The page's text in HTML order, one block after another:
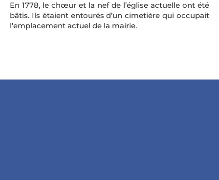
En 1778, le chœur et la nef de l’église actuelle ont été
bâtis. Ils étaient entourés d’un cimetière qui occupait
l’emplacement actuel de la mairie.